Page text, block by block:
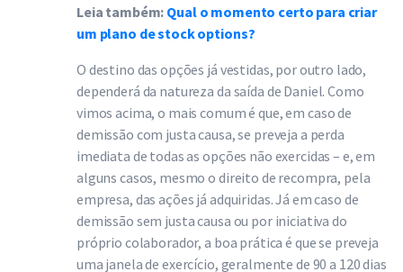
Leia também: Qual o momento certo para criar
um plano de stock options?
O destino das opções já vestidas, por outro lado,
dependerá da natureza da saída de Daniel. Como
vimos acima, o mais comum é que, em caso de
demissão com justa causa, se preveja a perda
imediata de todas as opções não exercidas – e, em
alguns casos, mesmo o direito de recompra, pela
empresa, das ações já adquiridas. Já em caso de
demissão sem justa causa ou por iniciativa do
próprio colaborador, a boa prática é que se preveja
uma janela de exercício, geralmente de 90 a 120 dias